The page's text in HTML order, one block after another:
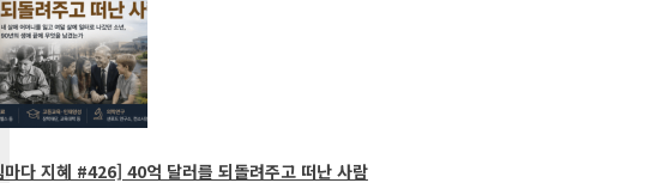
다 지혜 #426] 40억 달러를 되돌려주고 떠난 사람